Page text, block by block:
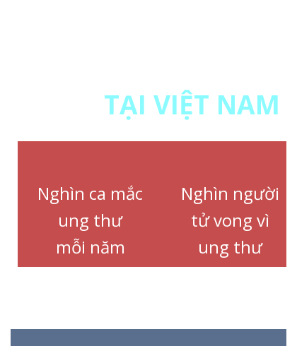
Nghìn ca mắc
ung thư
mỗi năm
Nghìn người
tử vong vì
ung thư
TẠI VIỆT NAM